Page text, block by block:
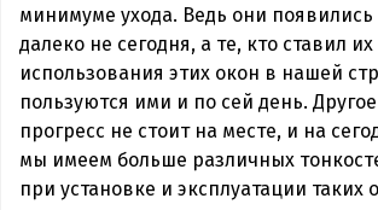
минимуме ухода. Ведь они
далеко не сегодня, а те, кто ставил
использования этих окон в нашей
пользуются ими и по сей день.
прогресс не стоит на месте, и на
мы имеем больше различных
при установке и эксплуатации таких